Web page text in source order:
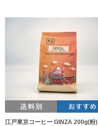
江戸東京コーヒー GINZA 200g(粉)